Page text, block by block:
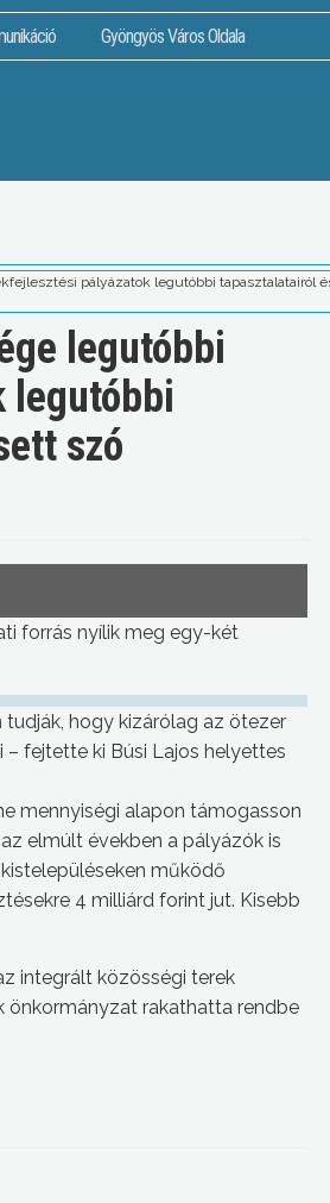
Gyöngyös Város Oldala
pályázatok legutóbbi tapasztalatairól
legutóbbi
legutóbbi
szó
forrás nyílik meg egy-két
hogy kizárólag az ötezer
fejtette ki Búsi Lajos helyettes
mennyiségi alapon támogasson
elmúlt években a pályázók is
működő
4 milliárd forint jut. Kisebb
integrált közösségi terek
önkormányzat rakathatta rendbe